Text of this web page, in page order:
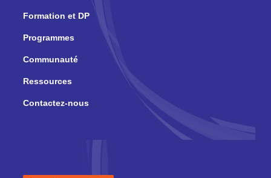
Formation et DP
Programmes
Communauté
Ressources
Contactez-nous